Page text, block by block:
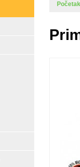
Početak